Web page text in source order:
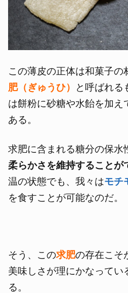
この薄皮の正体は和菓子の
肥（ぎゅうひ）
と呼ばれる
は餅粉に砂糖や水飴を加え
ある。
求肥に含まれる糖分の保水
柔らかさを維持することが
温の状態でも、我々はモチ
を食すことが可能なのだ。
そう、この求肥の存在こそ
美味しさが理にかなってい
る。